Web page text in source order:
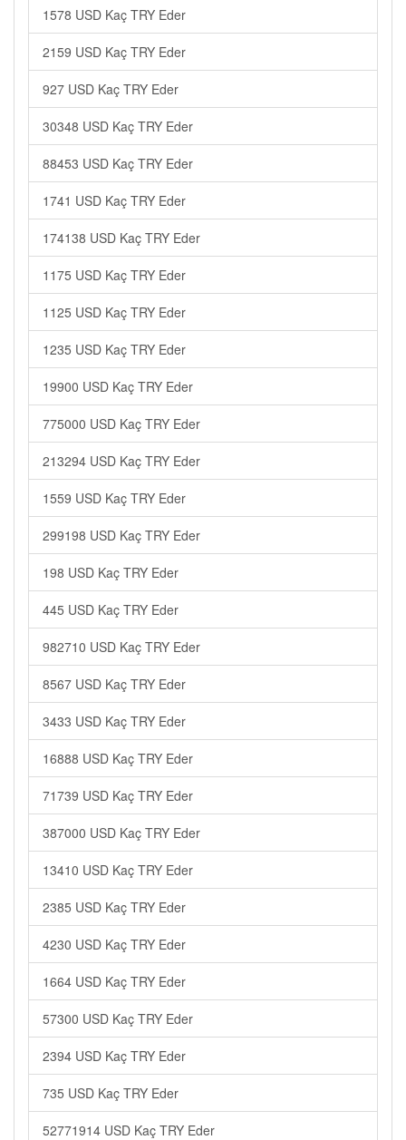
1578 USD Kaç TRY Eder
2159 USD Kaç TRY Eder
927 USD Kaç TRY Eder
30348 USD Kaç TRY Eder
88453 USD Kaç TRY Eder
1741 USD Kaç TRY Eder
174138 USD Kaç TRY Eder
1175 USD Kaç TRY Eder
1125 USD Kaç TRY Eder
1235 USD Kaç TRY Eder
19900 USD Kaç TRY Eder
775000 USD Kaç TRY Eder
213294 USD Kaç TRY Eder
1559 USD Kaç TRY Eder
299198 USD Kaç TRY Eder
198 USD Kaç TRY Eder
445 USD Kaç TRY Eder
982710 USD Kaç TRY Eder
8567 USD Kaç TRY Eder
3433 USD Kaç TRY Eder
16888 USD Kaç TRY Eder
71739 USD Kaç TRY Eder
387000 USD Kaç TRY Eder
13410 USD Kaç TRY Eder
2385 USD Kaç TRY Eder
4230 USD Kaç TRY Eder
1664 USD Kaç TRY Eder
57300 USD Kaç TRY Eder
2394 USD Kaç TRY Eder
735 USD Kaç TRY Eder
52771914 USD Kaç TRY Eder